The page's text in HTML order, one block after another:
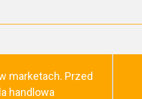
marketach. Przed
handlowa